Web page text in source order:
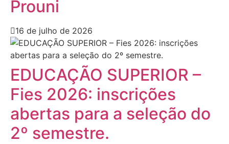
Prouni
16 de julho de 2026
EDUCAÇÃO SUPERIOR –
Fies 2026: inscrições
abertas para a seleção do
2º semestre.